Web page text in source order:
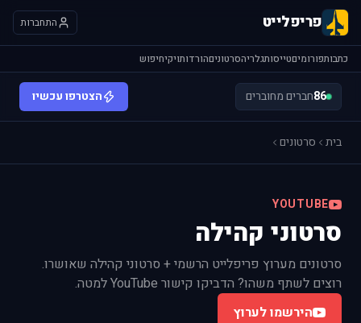
פריפלייט התחברות
כתבותפורומיםטייסותגלריהסרטוניםהורדותויקיחיפוש
86חברים מחוברים הצטרפו עכשיו
בית סרטונים
YOUTUBE
סרטוני קהילה
סרטונים מערוץ פריפלייט הרשמי + סרטוני קהילה שאושרו.
רוצים לשתף משהו? הדביקו קישור YouTube למטה.
הירשמו לערוץ